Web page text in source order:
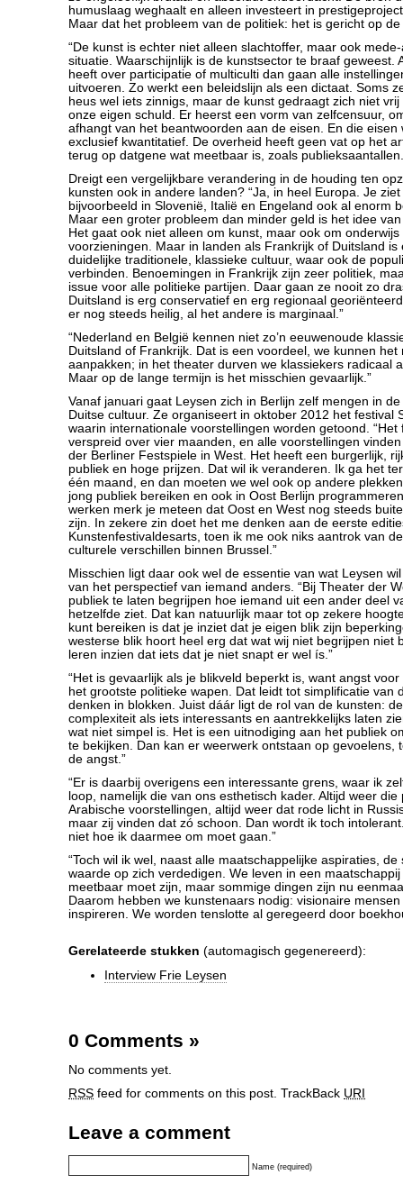
humuslaag weghaalt en alleen investeert in
Maar dat het probleem van de politiek: het is gericht op de
“De kunst is echter niet alleen slachtoffer, maar ook
situatie. Waarschijnlijk is de kunstsector te braaf geweest.
heeft over participatie of multiculti dan gaan alle
uitvoeren. Zo werkt een beleidslijn als een dictaat. Soms
heus wel iets zinnigs, maar de kunst gedraagt zich niet
onze eigen schuld. Er heerst een vorm van zelfcensuur,
afhangt van het beantwoorden aan de eisen. En die eisen
exclusief kwantitatief. De overheid heeft geen vat op het
terug op datgene wat meetbaar is, zoals
Dreigt een vergelijkbare verandering in de houding ten
kunsten ook in andere landen? “Ja, in heel Europa. Je
bijvoorbeeld in Slovenië, Italië en Engeland ook al enorm
Maar een groter probleem dan minder geld is het idee van
Het gaat ook niet alleen om kunst, maar ook om onderwijs
voorzieningen. Maar in landen als Frankrijk of Duitsland is
duidelijke traditionele, klassieke cultuur, waar ook de
verbinden. Benoemingen in Frankrijk zijn zeer politiek,
issue voor alle politieke partijen. Daar gaan ze nooit zo
Duitsland is erg conservatief en erg regionaal
er nog steeds heilig, al het andere is marginaal.”
“Nederland en België kennen niet zo’n eeuwenoude
Duitsland of Frankrijk. Dat is een voordeel, we kunnen het
aanpakken; in het theater durven we klassiekers radicaal
Maar op de lange termijn is het misschien gevaarlijk.”
Vanaf januari gaat Leysen zich in Berlijn zelf mengen in
Duitse cultuur. Ze organiseert in oktober 2012 het festival
waarin internationale voorstellingen worden getoond. “Het
verspreid over vier maanden, en alle voorstellingen
der Berliner Festspiele in West. Het heeft een burgerlijk,
publiek en hoge prijzen. Dat wil ik veranderen. Ik ga het
één maand, en dan moeten we wel ook op andere
jong publiek bereiken en ook in Oost Berlijn
werken merk je meteen dat Oost en West nog steeds
zijn. In zekere zin doet het me denken aan de eerste
Kunstenfestivaldesarts, toen ik me ook niks aantrok van
culturele verschillen binnen Brussel.”
Misschien ligt daar ook wel de essentie van wat Leysen
van het perspectief van iemand anders. “Bij Theater der
publiek te laten begrijpen hoe iemand uit een ander deel
hetzelfde ziet. Dat kan natuurlijk maar tot op zekere
kunt bereiken is dat je inziet dat je eigen blik zijn
westerse blik hoort heel erg dat wat wij niet begrijpen niet
leren inzien dat iets dat je niet snapt er wel ís.”
“Het is gevaarlijk als je blikveld beperkt is, want angst
het grootste politieke wapen. Dat leidt tot simplificatie van
denken in blokken. Juist dáár ligt de rol van de kunsten:
complexiteit als iets interessants en aantrekkelijks laten
wat niet simpel is. Het is een uitnodiging aan het publiek
te bekijken. Dan kan er weerwerk ontstaan op gevoelens,
de angst.”
“Er is daarbij overigens een interessante grens, waar ik
loop, namelijk die van ons esthetisch kader. Altijd weer die
Arabische voorstellingen, altijd weer dat rode licht in
maar zij vinden dat zó schoon. Dan wordt ik toch
niet hoe ik daarmee om moet gaan.”
“Toch wil ik wel, naast alle maatschappelijke aspiraties, de
waarde op zich verdedigen. We leven in een
meetbaar moet zijn, maar sommige dingen zijn nu
Daarom hebben we kunstenaars nodig: visionaire
inspireren. We worden tenslotte al geregeerd door
Gerelateerde stukken (automagisch gegenereerd):
Interview Frie Leysen
0 Comments »
No comments yet.
RSS feed for comments on this post. TrackBack URI
Leave a comment
Name (required)